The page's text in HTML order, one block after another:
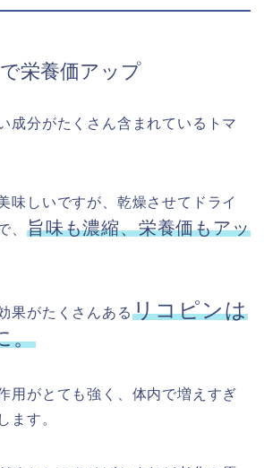
栄養価アップ
成分がたくさん含まれているトマ
味しいですが、乾燥させてドライ
、旨味も濃縮、栄養価もアッ
果がたくさんあるリコピンは
。
用がとても強く、体内で増えすぎ
ます。